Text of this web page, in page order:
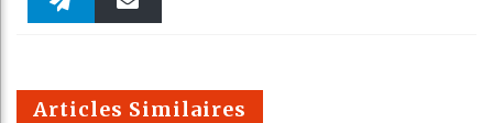
m
Articles Similaires